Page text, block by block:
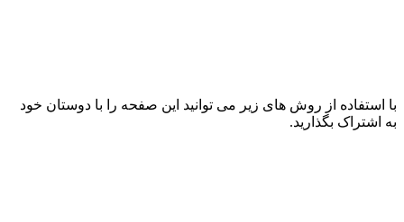
با استفاده از روش های زیر می توانید این صفحه را با دوستان خود
به اشتراک بگذارید.